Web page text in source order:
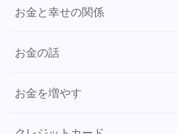
お金と幸せの関係
お金の話
お金を増やす